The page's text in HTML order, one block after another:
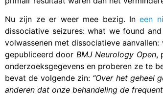
Nu zijn ze er weer mee bezig. Ineen
dissociative seizures: what we found
volwassenen met dissociatieve
gepubliceerd door BMJ Neurology Open,
onderzoeksgegevens en proberen ze te
bevat de volgende zin: “Over het geheel
anderen dat onze behandeling de